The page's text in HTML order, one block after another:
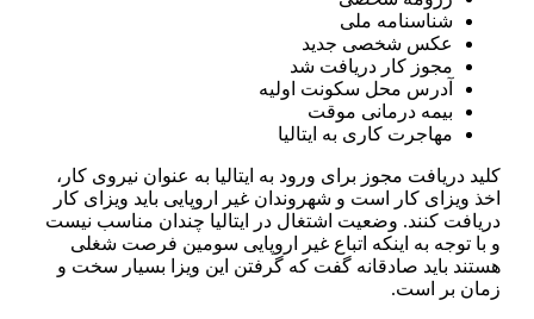
شناسنامه ملی
عکس شخصی جدید
مجوز کار دریافت شد
آدرس محل سکونت اولیه
بیمه درمانی موقت
مهاجرت کاری به ایتالیا
کلید دریافت مجوز برای ورود به ایتالیا به عنوان نیروی کار،
اخذ ویزای کار است و شهروندان غیر اروپایی باید ویزای کار
دریافت کنند. وضعیت اشتغال در ایتالیا چندان مناسب نیست
و با توجه به اینکه اتباع غیر اروپایی سومین فرصت شغلی
هستند باید صادقانه گفت که گرفتن این ویزا بسیار سخت و
زمان بر است.